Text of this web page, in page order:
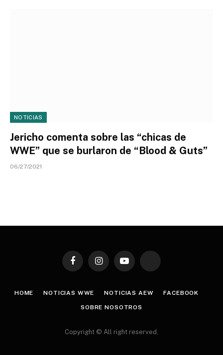
NOTICIAS
Jericho comenta sobre las “chicas de
WWE” que se burlaron de “Blood & Guts”
06/27/2021
FacebookInstagramYouTube TikTok
HOME NOTICIAS WWE NOTICIAS AEW FACEBOOK
SOBRE NOSOTROS
Copyright © All right reserved.